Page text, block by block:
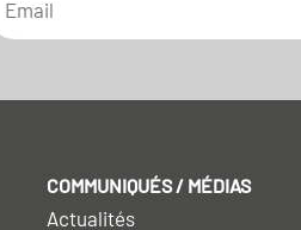
COMMUNIQUÉS / MÉDIAS
Actualités